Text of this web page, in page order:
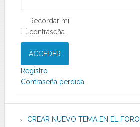
Recordar mi
contraseña
ACCEDER
Registro
Contraseña perdida
CREAR NUEVO TEMA EN EL FORO